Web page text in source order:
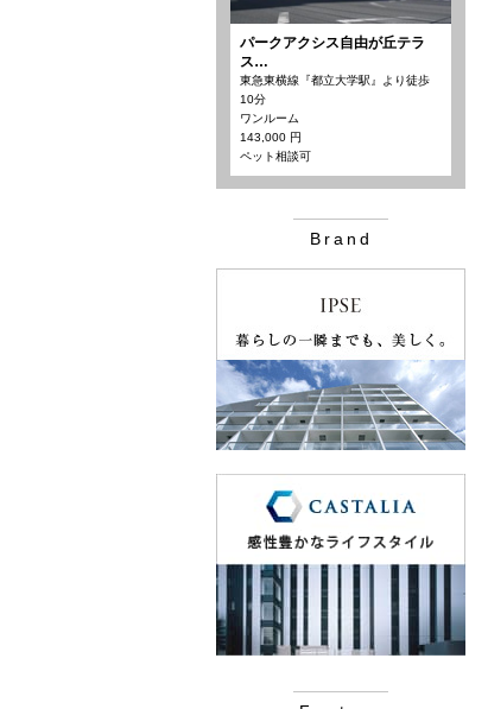
パークアクシス自由が丘テラ
ス…
東急東横線『都立大学駅』より徒歩
10分
ワンルーム
143,000 円
ペット相談可
Brand